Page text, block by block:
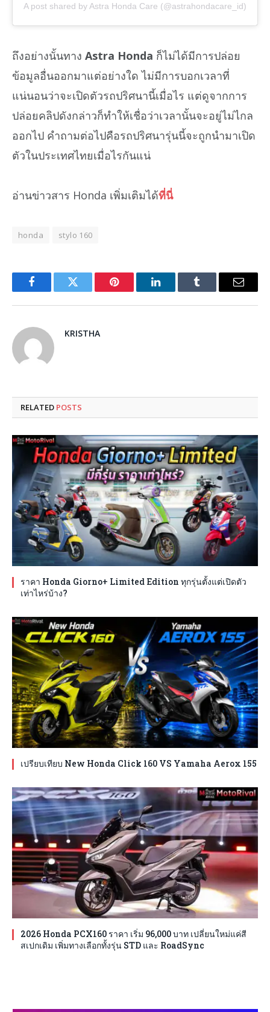
A post shared by Astra Honda Care (@astrahondacare_id)
ถึงอย่างนั้นทาง Astra Honda ก็ไม่ได้มีการปล่อย
ข้อมูลอื่นออกมาแต่อย่างใด ไม่มีการบอกเวลาที่
แน่นอนว่าจะเปิดตัวรถปริศนานี้เมื่อไร แต่ดูจากการ
ปล่อยคลิปดังกล่าวก็ทำให้เชื่อว่าเวลานั้นจะอยู่ไม่ไกล
ออกไป คำถามต่อไปคือรถปริศนารุ่นนี้จะถูกนำมาเปิด
ตัวในประเทศไทยเมื่อไรกันแน่
อ่านข่าวสาร Honda เพิ่มเติมได้ที่นี่
honda stylo 160
FacebookTwitter Pinterest LinkedInTumblr Email
KRISTHA
RELATED POSTS
ราคา Honda Giorno+ Limited Edition ทุกรุ่นตั้งแต่เปิดตัว
เท่าไหร่บ้าง?
เปรียบเทียบ New Honda Click 160 VS Yamaha Aerox 155
2026 Honda PCX160 ราคา เริ่ม 96,000 บาท เปลี่ยนใหม่แค่สี
สเปกเดิม เพิ่มทางเลือกทั้งรุ่น STD และ RoadSync